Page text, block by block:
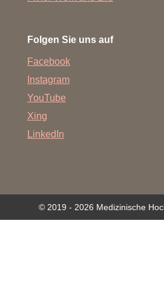
Folgen Sie uns auf
Facebook
Instagram
YouTube
Xing
LinkedIn
© 2019 - 2026 Medizinische